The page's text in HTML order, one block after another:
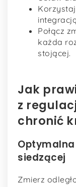
Połącz
każda
stojącej.
Jak
z
chronić
siedzącej
Zmierz